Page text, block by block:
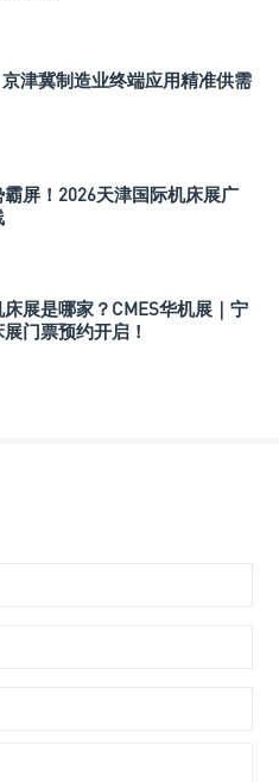
津冀制造业终端应用精准供需
屏！2026天津国际机床展广
展是哪家？CMES华机展｜宁
门票预约开启！